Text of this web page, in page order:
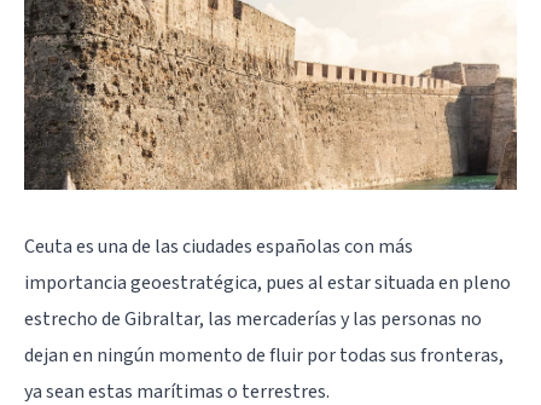
Ceuta es una de las ciudades españolas con más
importancia geoestratégica, pues al estar situada en pleno
estrecho de Gibraltar, las mercaderías y las personas no
dejan en ningún momento de fluir por todas sus fronteras,
ya sean estas marítimas o terrestres.